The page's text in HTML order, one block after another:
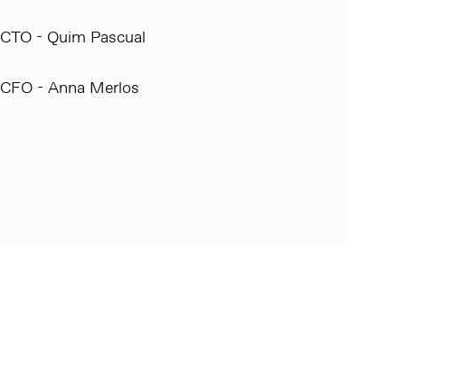
CTO - Quim Pascual
CFO - Anna Merlos